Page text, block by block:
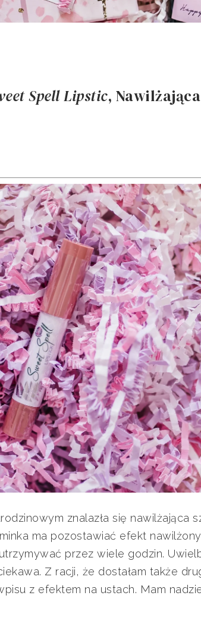
Spell Lipstic,
znalazła się nawilżająca
ma pozostawiać efekt
przez wiele godzin.
Z racji, że dostałam także
z efektem na ustach. Mam